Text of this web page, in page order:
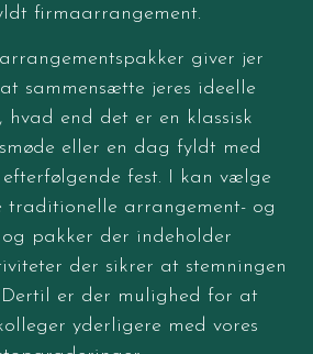
firmaarrangement.
giver jer
sammensætte jeres ideelle
hvad end det er en klassisk
eller en dag fyldt med
fest. I kan vælge
traditionelle arrangement- og
pakker der indeholder
der sikrer at stemningen
er der mulighed for at
yderligere med vores